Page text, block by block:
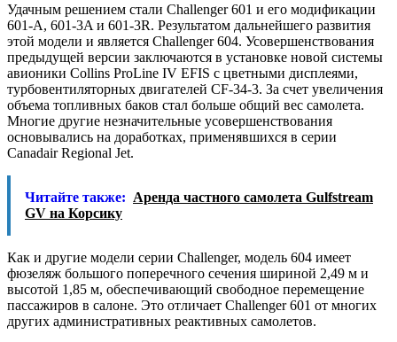
Удачным решением стали Challenger 601 и его модификации
601-А, 601-3A и 601-3R. Результатом дальнейшего развития
этой модели и является Challenger 604. Усовершенствования
предыдущей версии заключаются в установке новой системы
авионики Collins ProLine IV EFIS с цветными дисплеями,
турбовентиляторных двигателей CF-34-3. За счет увеличения
объема топливных баков стал больше общий вес самолета.
Многие другие незначительные усовершенствования
основывались на доработках, применявшихся в серии
Canadair Regional Jet.
Читайте также: Аренда частного самолета Gulfstream
GV на Корсику
Как и другие модели серии Challenger, модель 604 имеет
фюзеляж большого поперечного сечения шириной 2,49 м и
высотой 1,85 м, обеспечивающий свободное перемещение
пассажиров в салоне. Это отличает Challenger 601 от многих
других административных реактивных самолетов.